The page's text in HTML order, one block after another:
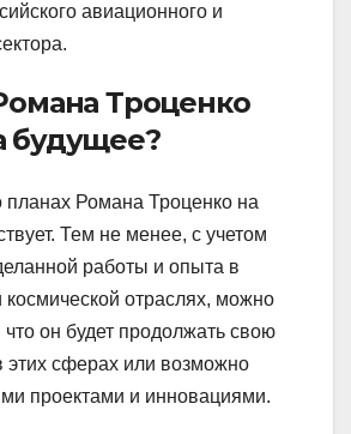
авиационного и
Троценко
будущее?
Романа Троценко на
Тем не менее, с учетом
работы и опыта в
отраслях, можно
он будет продолжать свою
этих сферах или возможно
проектами и инновациями.